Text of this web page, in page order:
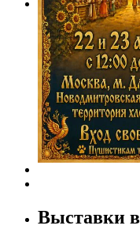
Выставки